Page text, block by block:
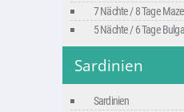
7 Nächte / 8 Tage
5 Nächte / 6 Tage
Sardinien
Sardinien